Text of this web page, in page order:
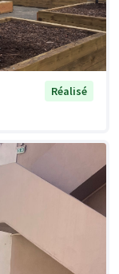
Réalisé